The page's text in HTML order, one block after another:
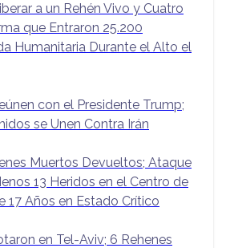
a un Rehén Vivo y Cuatro
que Entraron 25.200
Humanitaria Durante el Alto el
con el Presidente Trump;
se Unen Contra Irán
Muertos Devueltos; Ataque
13 Heridos en el Centro de
17 Años en Estado Crítico
en Tel-Aviv; 6 Rehenes